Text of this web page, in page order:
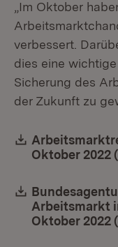
„Im Oktober
verbessert.
dies eine
Sicherung des
der Zukunft zu
Download:
Oktober 2022
Download:
Arbeitsmarkt
Oktober 2022